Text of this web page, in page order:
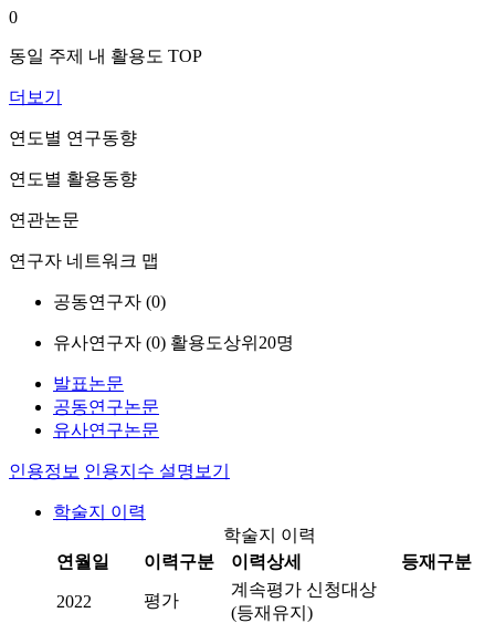
0
동일 주제 내 활용도 TOP
더보기
연도별 연구동향
연도별 활용동향
연관논문
연구자 네트워크 맵
공동연구자 (0)
유사연구자 (0) 활용도상위20명
발표논문
공동연구논문
유사연구논문
인용정보 인용지수 설명보기
학술지 이력
학술지 이력
연월일
이력구분 이력상세 등재구분
2022 평가
계속평가 신청대상
(등재유지)